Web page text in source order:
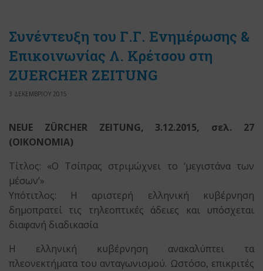
Συνέντευξη του Γ.Γ. Ενημέρωσης &
Επικοινωνίας Λ. Κρέτσου στη
ZUERCHER ZEITUNG
3 ΔΕΚΕΜΒΡΙΟΥ 2015
NEUE ZÜRCHER ZEITUNG, 3.12.2015, σελ. 27
(ΟΙΚΟΝΟΜΙΑ)
Τίτλος: «Ο Τσίπρας στριμώχνει το ‘μεγιστάνα των
μέσων’»
Υπότιτλος: Η αριστερή ελληνική κυβέρνηση
δημοπρατεί τις τηλεοπτικές άδειες και υπόσχεται
διαφανή διαδικασία
Η ελληνική κυβέρνηση ανακαλύπτει τα
πλεονεκτήματα του ανταγωνισμού. Ωστόσο, επικριτές